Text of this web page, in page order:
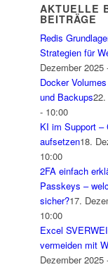
AKTUELLE
BEITRÄGE
Redis
Strategien für
Dezember 2025
Docker
und Backups
- 10:00
KI im Support –
aufsetzen18.
10:00
2FA einfach
Passkeys –
sicher?17.
10:00
Excel
vermeiden mit
Dezember 2025